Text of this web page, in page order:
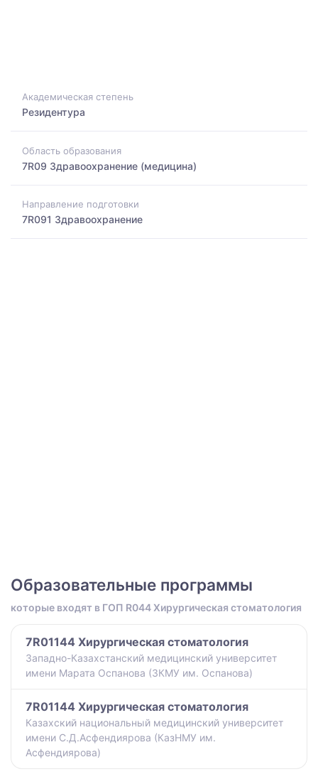
Академическая степень
Резидентура
Область образования
7R09 Здравоохранение (медицина)
Направление подготовки
7R091 Здравоохранение
Образовательные программы
которые входят в ГОП R044 Хирургическая стоматология
7R01144 Хирургическая стоматология
Западно-Казахстанский медицинский университет
имени Марата Оспанова (ЗКМУ им. Оспанова)
7R01144 Хирургическая стоматология
Казахский национальный медицинский университет
имени С.Д.Асфендиярова (КазНМУ им.
Асфендиярова)